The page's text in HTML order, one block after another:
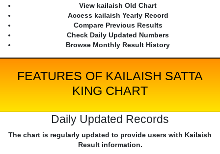
View kailaish Old Chart
Access kailaish Yearly Record
Compare Previous Results
Check Daily Updated Numbers
Browse Monthly Result History
FEATURES OF KAILAISH SATTA
KING CHART
Daily Updated Records
The chart is regularly updated to provide users with Kailaish
Result information.